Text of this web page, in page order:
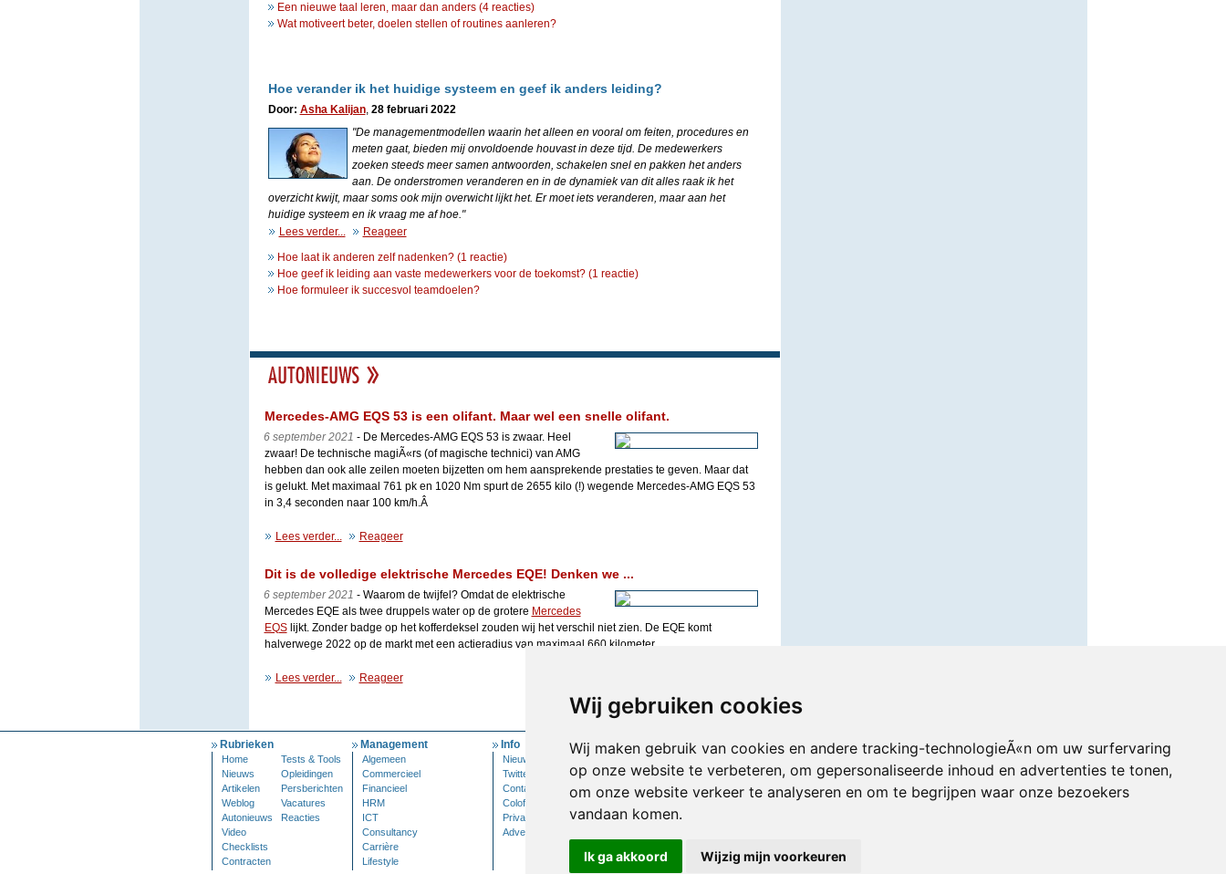
Wij gebruiken cookies
Wij maken gebruik van cookies en andere tracking-technologieÃ«n om uw surfervaring
op onze website te verbeteren, om gepersonaliseerde inhoud en advertenties te tonen,
om onze website verkeer te analyseren en om te begrijpen waar onze bezoekers
vandaan komen.
Ik ga akkoord Wijzig mijn voorkeuren
Een nieuwe taal leren, maar dan anders (4 reacties)
Wat motiveert beter, doelen stellen of routines aanleren?
Hoe verander ik het huidige systeem en geef ik anders leiding?
Door: Asha Kalijan, 28 februari 2022
"De managementmodellen waarin het alleen en vooral om feiten, procedures en
meten gaat, bieden mij onvoldoende houvast in deze tijd. De medewerkers
zoeken steeds meer samen antwoorden, schakelen snel en pakken het anders
aan. De onderstromen veranderen en in de dynamiek van dit alles raak ik het
overzicht kwijt, maar soms ook mijn overwicht lijkt het. Er moet iets veranderen, maar aan het
huidige systeem en ik vraag me af hoe."
Lees verder...
Reageer
Hoe laat ik anderen zelf nadenken? (1 reactie)
Hoe geef ik leiding aan vaste medewerkers voor de toekomst? (1 reactie)
Hoe formuleer ik succesvol teamdoelen?
Mercedes-AMG EQS 53 is een olifant. Maar wel een snelle olifant.
6 september 2021 - De Mercedes-AMG EQS 53 is zwaar. Heel
zwaar! De technische magiÃ«rs (of magische technici) van AMG
hebben dan ook alle zeilen moeten bijzetten om hem aansprekende prestaties te geven. Maar dat
is gelukt. Met maximaal 761 pk en 1020 Nm spurt de 2655 kilo (!) wegende Mercedes-AMG EQS 53
in 3,4 seconden naar 100 km/h.Â
Lees verder... Reageer
Dit is de volledige elektrische Mercedes EQE! Denken we ...
6 september 2021 - Waarom de twijfel? Omdat de elektrische
Mercedes EQE als twee druppels water op de grotere Mercedes
EQSlijkt. Zonder badge op het kofferdeksel zouden wij het verschil niet zien. De EQE komt
halverwege 2022 op de markt met een actieradius van maximaal 660 kilometer.
Lees verder... Reageer
Rubrieken
Home
Tests & Tools
Nieuws
Opleidingen
Artikelen
Persberichten
Weblog
Vacatures
Autonieuws
Reacties
Video
Checklists
Contracten
Management
Algemeen
Commercieel
Financieel
HRM
ICT
Consultancy
Carrière
Lifestyle
Info
Nieuwsbrief
Twitter
Contact
Colofon
Privacy
Adverteren
Mijn Account
Inloggen